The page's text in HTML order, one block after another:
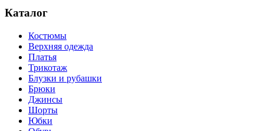
Каталог
Костюмы
Верхняя одежда
Платья
Трикотаж
Блузки и рубашки
Брюки
Джинсы
Шорты
Юбки